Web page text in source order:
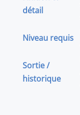
détail
Niveau requis
Sortie /
historique